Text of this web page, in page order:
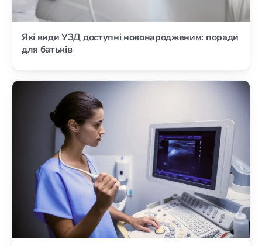
Які види УЗД доступні новонародженим: поради
для батьків